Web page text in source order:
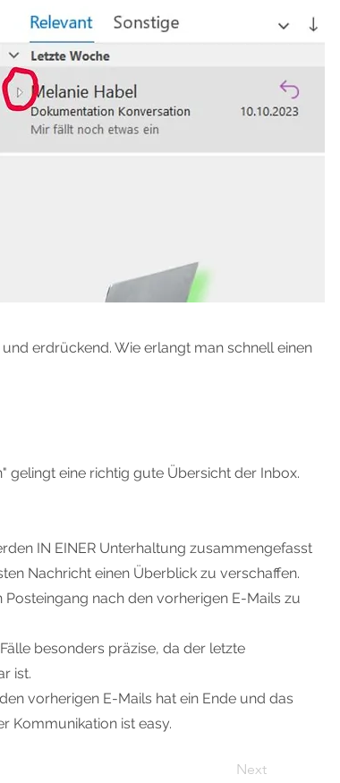
erdrückend. Wie erlangt man schnell einen
gelingt eine richtig gute Übersicht der Inbox.
IN EINER Unterhaltung zusammengefasst
Nachricht einen Überblick zu verschaffen.
nach den vorherigen E-Mails zu
besonders präzise, da der letzte
ist.
vorherigen E-Mails hat ein Ende und das
Kommunikation ist easy.
Next